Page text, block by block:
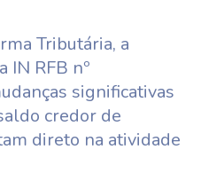
Tributária, a
IN RFB nº
significativas
credor de
direto na atividade